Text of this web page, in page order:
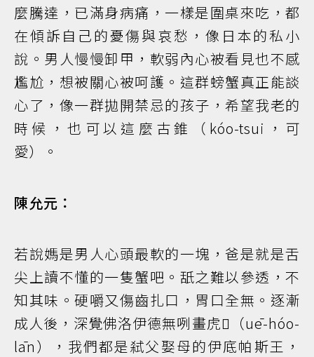
麼騰達，已滿身病痛，一樣是圍桌來吃，都
在傾訴自己的憂傷與哀愁，像日本的私小
說。男人慢慢卸甲，軟弱內心被看見也不感
尷尬，想被關心被呵護。這群螃蟹真正能談
心了，像一群拋開禁忌的孩子，希望我老的
時候，也可以這麼古錐（kóo-tsui，可
愛）。
陳允元：
若說媽是男人心頭最軟的一塊，爸是就是舌
尖上讀不懂的一隻蟹吧。舐之難以參透，不
知其味。硬嚼又傷齒扎口，胃口全無。逐漸
成人後，深覺佛洛伊德無咧畫虎𡳞（uē-hóo-
lān），我們都是弒父娶母的伊底帕斯王，